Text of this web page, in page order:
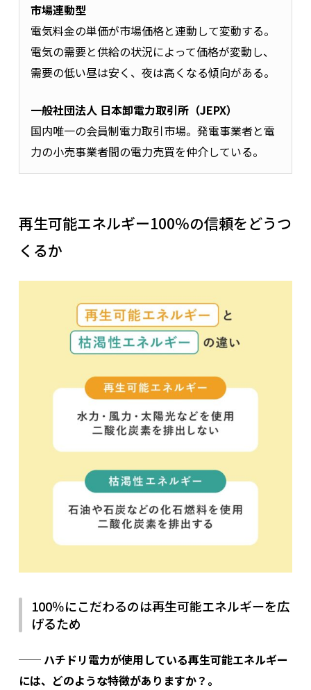
市場連動型
電気料金の単価が市場価格と連動して変動する。
電気の需要と供給の状況によって価格が変動し、
需要の低い昼は安く、夜は高くなる傾向がある。
一般社団法人 日本卸電力取引所（JEPX）
国内唯一の会員制電力取引市場。発電事業者と電
力の小売事業者間の電力売買を仲介している。
再生可能エネルギー100％の信頼をどうつ
くるか
100％にこだわるのは再生可能エネルギーを広
げるため
── ハチドリ電力が使用している再生可能エネルギー
には、どのような特徴がありますか？。